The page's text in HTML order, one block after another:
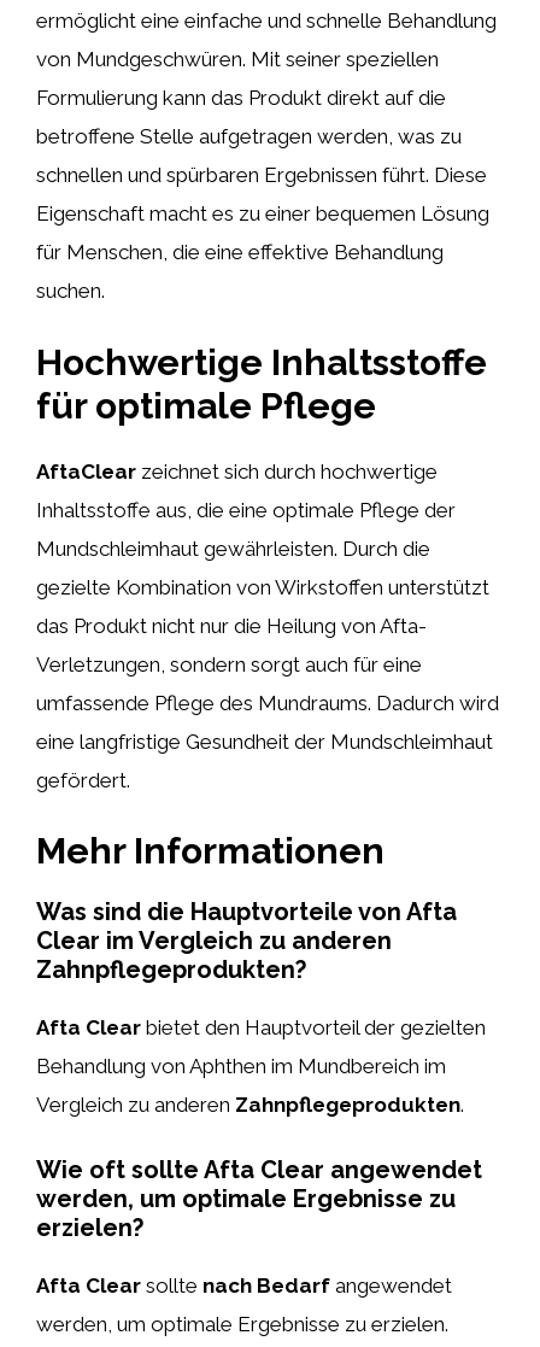
ermöglicht eine einfache und schnelle Behandlung
von Mundgeschwüren. Mit seiner speziellen
Formulierung kann das Produkt direkt auf die
betroffene Stelle aufgetragen werden, was zu
schnellen und spürbaren Ergebnissen führt. Diese
Eigenschaft macht es zu einer bequemen Lösung
für Menschen, die eine effektive Behandlung
suchen.
Hochwertige Inhaltsstoffe
für optimale Pflege
AftaClear zeichnet sich durch hochwertige
Inhaltsstoffe aus, die eine optimale Pflege der
Mundschleimhaut gewährleisten. Durch die
gezielte Kombination von Wirkstoffen unterstützt
das Produkt nicht nur die Heilung von Afta-
Verletzungen, sondern sorgt auch für eine
umfassende Pflege des Mundraums. Dadurch wird
eine langfristige Gesundheit der Mundschleimhaut
gefördert.
Mehr Informationen
Was sind die Hauptvorteile von Afta
Clear im Vergleich zu anderen
Zahnpflegeprodukten?
Afta Clear bietet den Hauptvorteil der gezielten
Behandlung von Aphthen im Mundbereich im
Vergleich zu anderen Zahnpflegeprodukten.
Wie oft sollte Afta Clear angewendet
werden, um optimale Ergebnisse zu
erzielen?
Afta Clear sollte nach Bedarf angewendet
werden, um optimale Ergebnisse zu erzielen.